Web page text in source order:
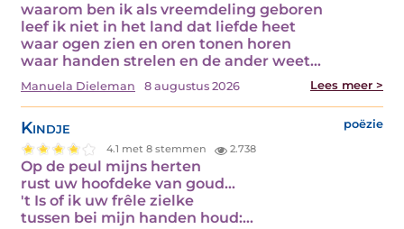
waarom ben ik als vreemdeling geboren
leef ik niet in het land dat liefde heet
waar ogen zien en oren tonen horen
waar handen strelen en de ander weet…
Manuela Dieleman 8 augustus 2026 Lees meer >
Kindje poëzie
4.1 met 8 stemmen 2.738
Op de peul mijns herten
rust uw hoofdeke van goud...
't Is of ik uw frêle zielke
tussen bei mijn handen houd:…